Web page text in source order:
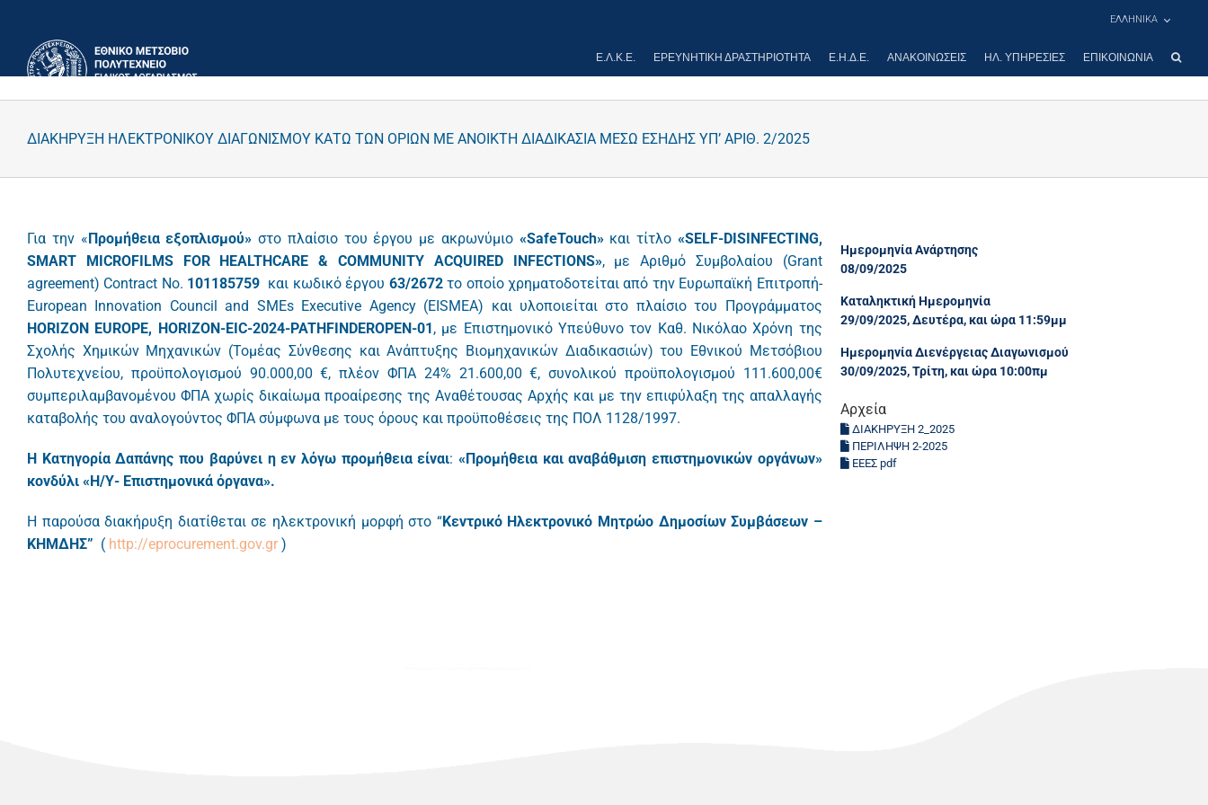
περιεχόμενο
ΕΛΛΗΝΙΚΑ
Ε.Λ.Κ.Ε. ΕΡΕΥΝΗΤΙΚΉ ΔΡΑΣΤΗΡΙΌΤΗΤΑ Ε.Η.Δ.Ε. ΑΝΑΚΟΙΝΏΣΕΙΣ ΗΛ. ΥΠΗΡΕΣΊΕΣ ΕΠΙΚΟΙΝΩΝΊΑ
ΔΙΑΚΗΡΥΞΗ ΗΛΕΚΤΡΟΝΙΚΟΥ ΔΙΑΓΩΝΙΣΜΟΥ ΚΑΤΩ ΤΩΝ ΟΡΙΩΝ ΜΕ ΑΝΟΙΚΤΗ ΔΙΑΔΙΚΑΣΙΑ ΜΕΣΩ ΕΣΗΔΗΣ ΥΠ’ ΑΡΙΘ. 2/2025
Για την «Προμήθεια εξοπλισμού»στο πλαίσιο του έργου με ακρωνύμιο «SafeTouch»και τίτλο «SELF-DISINFECTING,
SMART MICROFILMS FOR HEALTHCARE & COMMUNITY ACQUIRED INFECTIONS», με Αριθμό Συμβολαίου (Grant
agreement) Contract Νο. 101185759 και κωδικό έργου 63/2672το οποίο χρηματοδοτείται από την Ευρωπαϊκή Επιτροπή-
European Innovation Council and SMEs Executive Agency (EISMEA) και υλοποιείται στο πλαίσιο του Προγράμματος
HORIZON EUROPE, HORIZON-EIC-2024-PATHFINDEROPEN-01, με Επιστημονικό Υπεύθυνο τον Καθ. Νικόλαο Χρόνη της
Σχολής Χημικών Μηχανικών (Τομέας Σύνθεσης και Ανάπτυξης Βιομηχανικών Διαδικασιών) του Εθνικού Μετσόβιου
Πολυτεχνείου, προϋπολογισμού 90.000,00 €, πλέον ΦΠΑ 24% 21.600,00 €, συνολικού προϋπολογισμού 111.600,00€
συμπεριλαμβανομένου ΦΠΑ χωρίς δικαίωμα προαίρεσης της Αναθέτουσας Αρχής και με την επιφύλαξη της απαλλαγής
καταβολής του αναλογούντος ΦΠΑ σύμφωνα με τους όρους και προϋποθέσεις της ΠΟΛ 1128/1997.
Η Κατηγορία Δαπάνης που βαρύνει η εν λόγω προμήθεια είναι:«Προμήθεια και αναβάθμιση επιστημονικών οργάνων»
κονδύλι «Η/Υ- Επιστημονικά όργανα».
Η παρούσα διακήρυξη διατίθεται σε ηλεκτρονική μορφή στο “Κεντρικό Ηλεκτρονικό Μητρώο Δημοσίων Συμβάσεων –
ΚΗΜΔΗΣ” ( http://eprocurement.gov.gr )
Ημερομηνία Ανάρτησης
08/09/2025
Καταληκτική Ημερομηνία
29/09/2025, Δευτέρα, και ώρα 11:59μμ
Ημερομηνία Διενέργειας Διαγωνισμού
30/09/2025, Τρίτη, και ώρα 10:00πμ
Αρχεία
ΔΙΑΚΗΡΥΞΗ 2_2025
ΠΕΡΙΛΗΨΗ 2-2025
ΕΕΕΣ pdf